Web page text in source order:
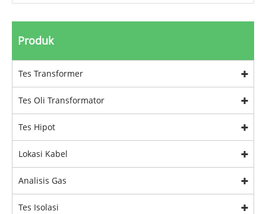
Produk
Tes Transformer
Tes Oli Transformator
Tes Hipot
Lokasi Kabel
Analisis Gas
Tes Isolasi